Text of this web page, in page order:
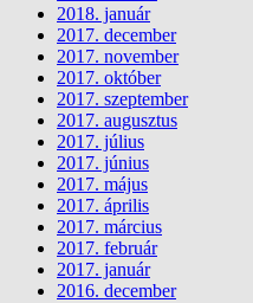
2018. január
2017. december
2017. november
2017. október
2017. szeptember
2017. augusztus
2017. július
2017. június
2017. május
2017. április
2017. március
2017. február
2017. január
2016. december